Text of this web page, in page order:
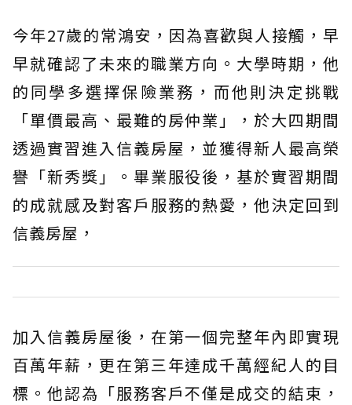
今年27歲的常鴻安，因為喜歡與人接觸，早
早就確認了未來的職業方向。大學時期，他
的同學多選擇保險業務，而他則決定挑戰
「單價最高、最難的房仲業」，於大四期間
透過實習進入信義房屋，並獲得新人最高榮
譽「新秀獎」。畢業服役後，基於實習期間
的成就感及對客戶服務的熱愛，他決定回到
信義房屋，
加入信義房屋後，在第一個完整年內即實現
百萬年薪，更在第三年達成千萬經紀人的目
標。他認為「服務客戶不僅是成交的結束，